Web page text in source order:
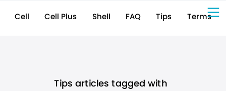
Cell Cell Plus Shell FAQ Tips Terms
Tips articles tagged with